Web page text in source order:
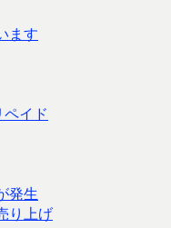
ます
イド
発生
り上げ